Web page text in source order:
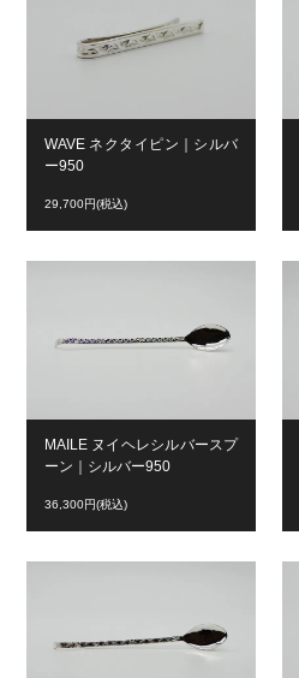
WAVE ネクタイピン｜シルバ
ー950
29,700円(税込)
MAILE ヌイヘレシルバースプ
ーン｜シルバー950
36,300円(税込)